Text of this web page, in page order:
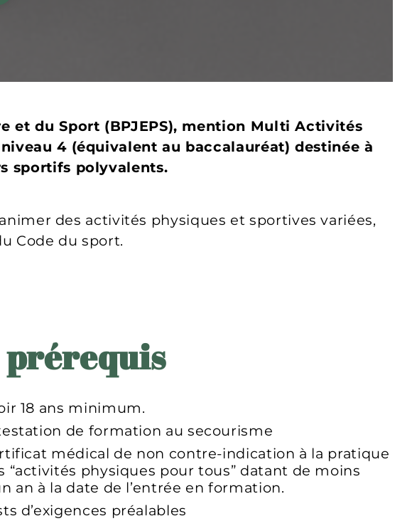
et du Sport (BPJEPS), mention Multi Activités
4 (équivalent au baccalauréat) destinée à
sportifs polyvalents.
des activités physiques et sportives variées,
Code du sport.
prérequis
18 ans minimum.
de formation au secourisme
médical de non contre-indication à la pratique
“activités physiques pour tous” datant de moins
an à la date de l’entrée en formation.
d’exigences préalables